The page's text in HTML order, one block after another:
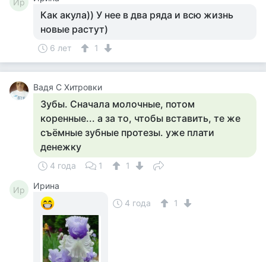
Ир
Как акула)) У нее в два ряда и всю жизнь
новые растут)
6 лет 1
Вадя С Хитровки
Зубы. Сначала молочные, потом
коренные... а за то, чтобы вставить, те же
съёмные зубные протезы. уже плати
денежку
4 года 1 1
Ир
Ирина
4 года
1